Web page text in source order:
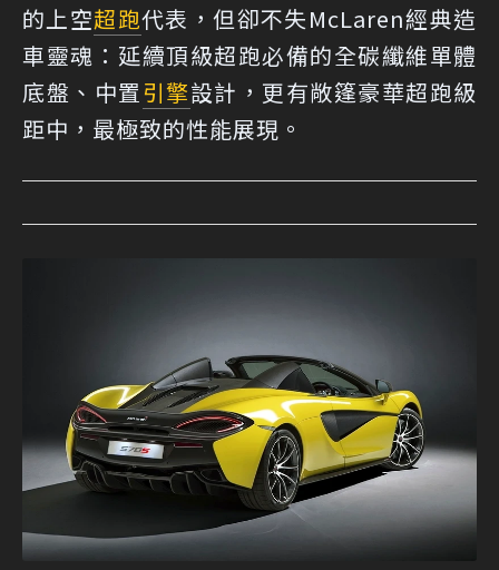
的上空超跑代表，但卻不失McLaren經典造
車靈魂：延續頂級超跑必備的全碳纖維單體
底盤、中置 引擎設計，更有敞篷豪華超跑級
距中，最極致的性能展現。